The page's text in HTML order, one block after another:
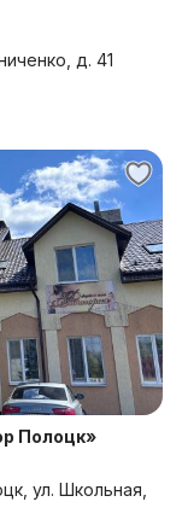
д. 41
Полоцк»
ул. Школьная,